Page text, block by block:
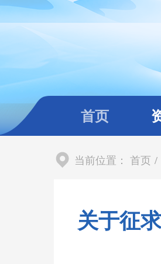
首页
当前位置： 首页 /
关于征